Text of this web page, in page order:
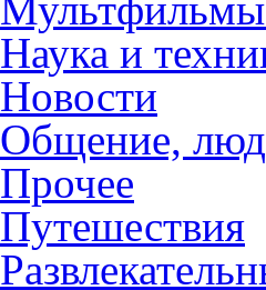
Наука и
Новости
Общение,
Прочее
Путешествия